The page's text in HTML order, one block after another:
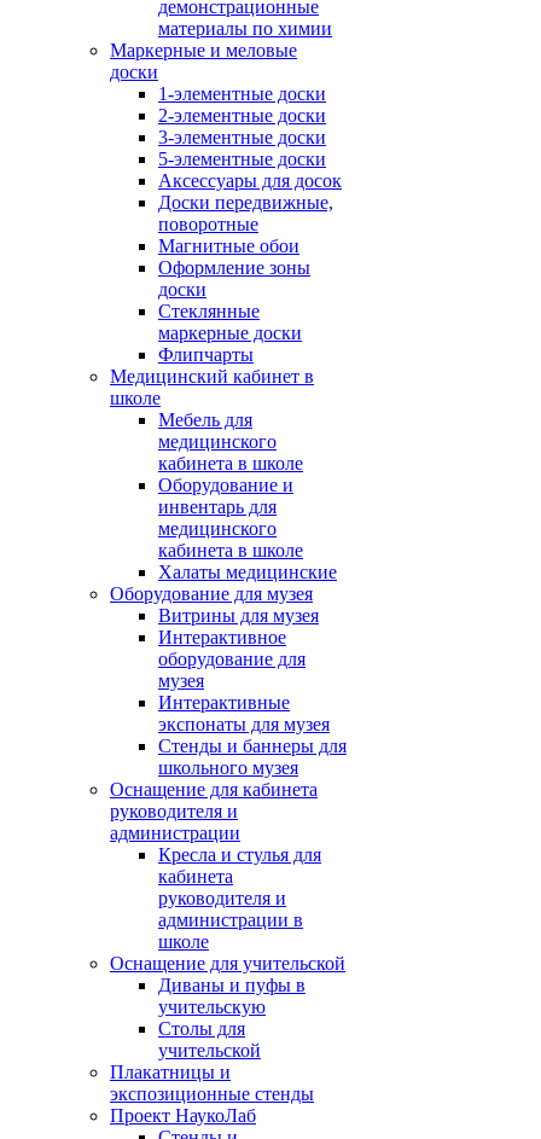
демонстрационные
материалы по химии
Маркерные и меловые
доски
1-элементные доски
2-элементные доски
3-элементные доски
5-элементные доски
Аксессуары для досок
Доски передвижные,
поворотные
Магнитные обои
Оформление зоны
доски
Стеклянные
маркерные доски
Флипчарты
Медицинский кабинет в
школе
Мебель для
медицинского
кабинета в школе
Оборудование и
инвентарь для
медицинского
кабинета в школе
Халаты медицинские
Оборудование для музея
Витрины для музея
Интерактивное
оборудование для
музея
Интерактивные
экспонаты для музея
Стенды и баннеры для
школьного музея
Оснащение для кабинета
руководителя и
администрации
Кресла и стулья для
кабинета
руководителя и
администрации в
школе
Оснащение для учительской
Диваны и пуфы в
учительскую
Столы для
учительской
Плакатницы и
экспозиционные стенды
Проект НаукоЛаб